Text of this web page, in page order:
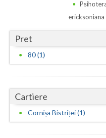
Hunedoara
Ialomita
Ilfov
Maramures
ericksoniana
Pret
80 (1)
Cartiere
Cornișa Bistriței (1)